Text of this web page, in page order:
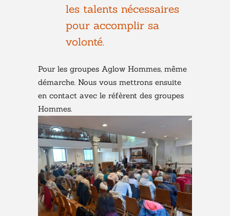
les talents nécessaires
pour accomplir sa
volonté.
Pour les groupes Aglow Hommes, même
démarche. Nous vous mettrons ensuite
en contact avec le réfèrent des groupes
Hommes.